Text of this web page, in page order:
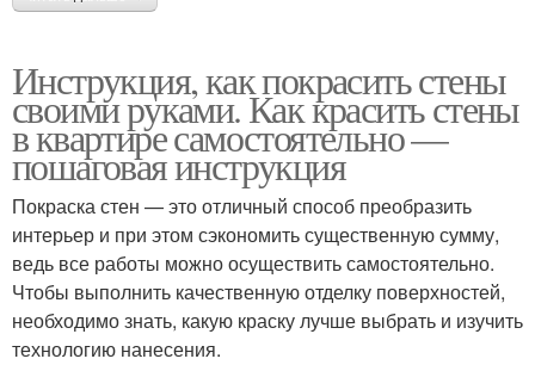
Инструкция, как покрасить стены
своими руками. Как красить стены
в квартире самостоятельно —
пошаговая инструкция
Покраска стен — это отличный способ преобразить
интерьер и при этом сэкономить существенную сумму,
ведь все работы можно осуществить самостоятельно.
Чтобы выполнить качественную отделку поверхностей,
необходимо знать, какую краску лучше выбрать и изучить
технологию нанесения.